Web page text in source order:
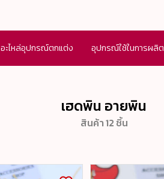
อะไหล่อุปกรณ์ตกแต่ง อุปกรณ์ใช้ในการผลิต
เฮดพิน อายพิน
สินค้า 12 ชิ้น